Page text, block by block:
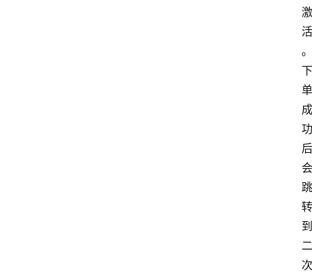
激
活
。
下
单
成
功
后
会
跳
转
到
二
次